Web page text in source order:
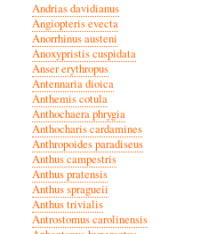
Andrias davidianus
Angiopteris evecta
Anorrhinus austeni
Anoxypristis cuspidata
Anser erythropus
Antennaria dioica
Anthemis cotula
Anthochaera phrygia
Anthocharis cardamines
Anthropoides paradiseus
Anthus campestris
Anthus pratensis
Anthus spragueii
Anthus trivialis
Antrostomus carolinensis